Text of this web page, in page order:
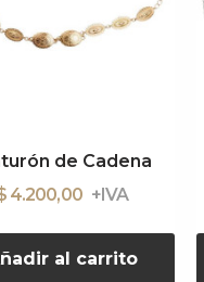
de Cadena
4.200,00
al carrito